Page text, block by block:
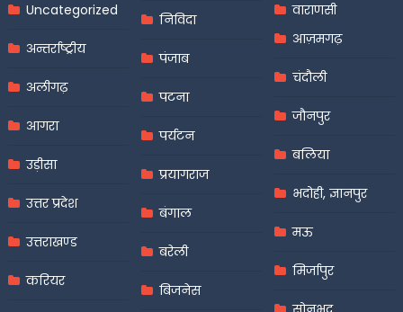
Uncategorized
अन्तर्राष्ट्रीय
अलीगढ़
आगरा
उड़ीसा
उत्तर प्रदेश
उत्तराखण्ड
करियर
निविदा
पंजाब
पटना
पर्यटन
प्रयागराज
बंगाल
बरेली
बिजनेस
वाराणसी
आज़मगढ़
चंदौली
जौनपुर
बलिया
भदोही, ज्ञानपुर
मऊ
मिर्जापुर